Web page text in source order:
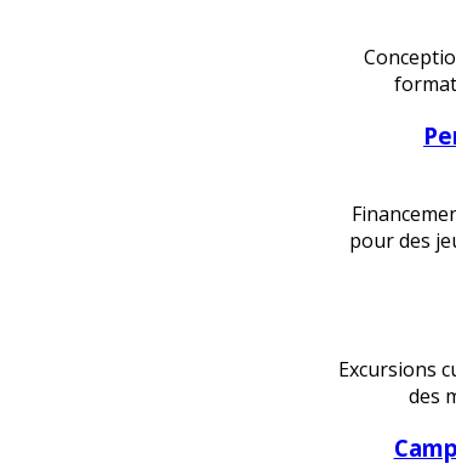
pour des
Excursions
des